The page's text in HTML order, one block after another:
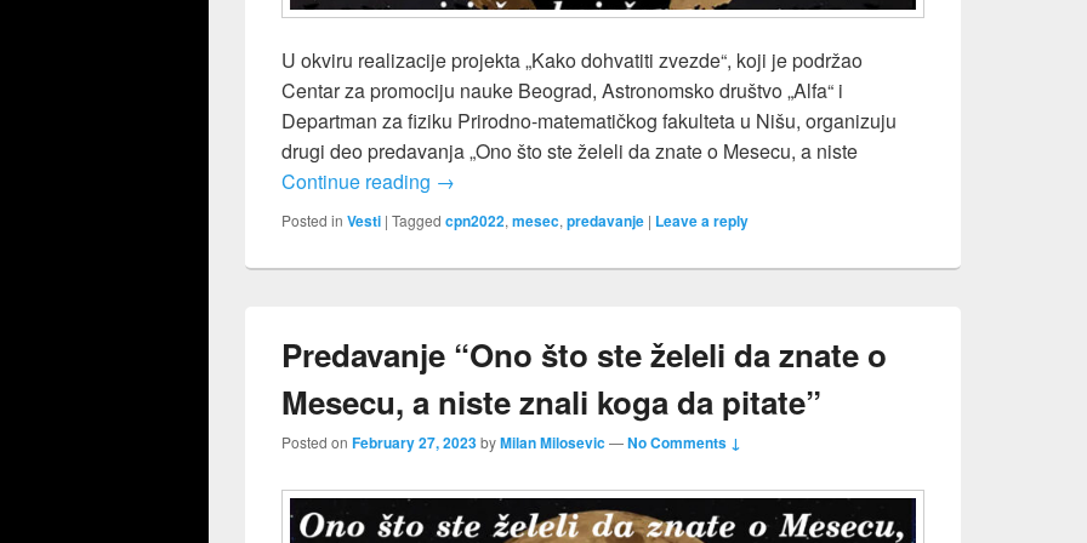
U okviru realizacije projekta „Kako dohvatiti zvezde“, koji je podržao
Centar za promociju nauke Beograd, Astronomsko društvo „Alfa“ i
Departman za fiziku Prirodno-matematičkog fakulteta u Nišu, organizuju
drugi deo predavanja „Ono što ste želeli da znate o Mesecu, a niste
Continue reading Drugi deo predavanja “Ono što ste želeli da znate o Mesecu, a niste znali
→
Posted in Vesti | Tagged cpn2022, mesec, predavanje | Leave a reply
Predavanje “Ono što ste želeli da znate o
Mesecu, a niste znali koga da pitate”
Posted on February 27, 2023byMilan Milosevic—No Comments ↓